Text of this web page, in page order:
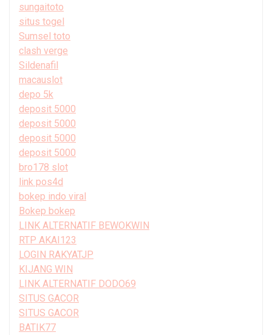
sungaitoto
situs togel
Sumsel toto
clash verge
Sildenafil
macauslot
depo 5k
deposit 5000
deposit 5000
deposit 5000
deposit 5000
bro178 slot
link pos4d
bokep indo viral
Bokep bokep
LINK ALTERNATIF BEWOKWIN
RTP AKAI123
LOGIN RAKYATJP
KIJANG WIN
LINK ALTERNATIF DODO69
SITUS GACOR
SITUS GACOR
BATIK77